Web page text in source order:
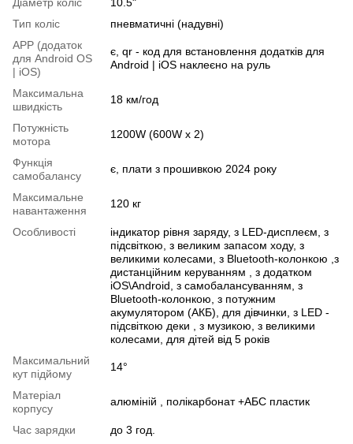
Тип коліс
пневматичні (надувні)
APP (додаток
для Android OS
| iOS)
є, qr - код для встановлення додатків для
Android | iOS наклеєно на руль
Максимальна
швидкість
18 км/год
Потужність
мотора
1200W (600W x 2)
Функція
самобалансу
є, плати з прошивкою 2024 року
Максимальне
навантаження
120 кг
Особливості
індикатор рівня заряду, з LED-дисплеєм, з
підсвіткою, з великим запасом ходу, з
великими колесами, з Bluetooth-колонкою ,з
дистанційним керуванням , з додатком
iOS\Android, з самобалансуванням, з
Bluetooth-колонкою, з потужним
акумулятором (АКБ), для дівчинки, з LED -
підсвіткою деки , з музикою, з великими
колесами, для дітей від 5 років
Максимальний
кут підйому
14°
Матеріал
корпусу
алюміній , полікарбонат +АБС пластик
Час зарядки
до 3 год.